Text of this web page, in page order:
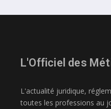
L'Officiel des
L'actualité juridique,
toutes les professions au